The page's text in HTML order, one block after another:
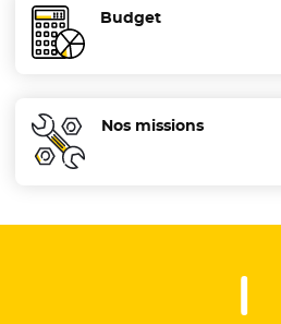
Budget
Nos missions